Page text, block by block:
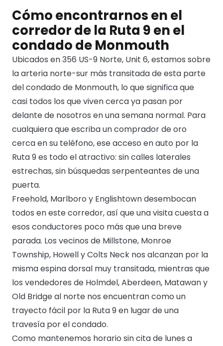
Cómo encontrarnos en el
corredor de la Ruta 9 en el
condado de Monmouth
Ubicados en 356 US-9 Norte, Unit 6, estamos sobre
la arteria norte-sur más transitada de esta parte
del condado de Monmouth, lo que significa que
casi todos los que viven cerca ya pasan por
delante de nosotros en una semana normal. Para
cualquiera que escriba un comprador de oro
cerca en su teléfono, ese acceso en auto por la
Ruta 9 es todo el atractivo: sin calles laterales
estrechas, sin búsquedas serpenteantes de una
puerta.
Freehold, Marlboro y Englishtown desembocan
todos en este corredor, así que una visita cuesta a
esos conductores poco más que una breve
parada. Los vecinos de Millstone, Monroe
Township, Howell y Colts Neck nos alcanzan por la
misma espina dorsal muy transitada, mientras que
los vendedores de Holmdel, Aberdeen, Matawan y
Old Bridge al norte nos encuentran como un
trayecto fácil por la Ruta 9 en lugar de una
travesía por el condado.
Como mantenemos horario sin cita de lunes a